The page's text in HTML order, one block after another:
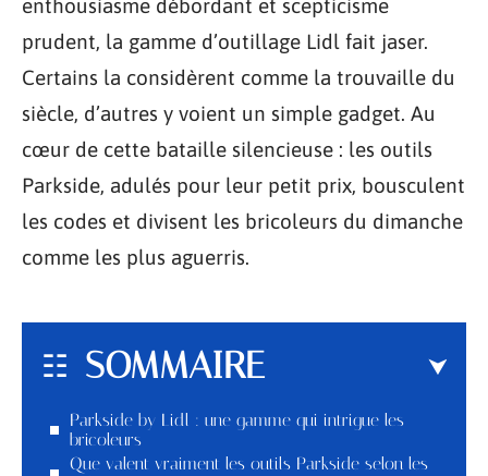
enthousiasme débordant et scepticisme
prudent, la gamme d’outillage Lidl fait jaser.
Certains la considèrent comme la trouvaille du
siècle, d’autres y voient un simple gadget. Au
cœur de cette bataille silencieuse : les outils
Parkside, adulés pour leur petit prix, bousculent
les codes et divisent les bricoleurs du dimanche
comme les plus aguerris.
SOMMAIRE
Parkside by Lidl : une gamme qui intrigue les
bricoleurs
Que valent vraiment les outils Parkside selon les